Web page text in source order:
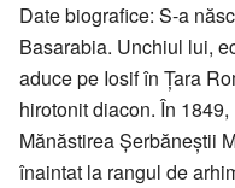
Date biografice: S-a
Basarabia. Unchiul lui,
aduce pe Iosif în Țara
hirotonit diacon. În
Mănăstirea Șerbăneștii
înaintat la rangul de